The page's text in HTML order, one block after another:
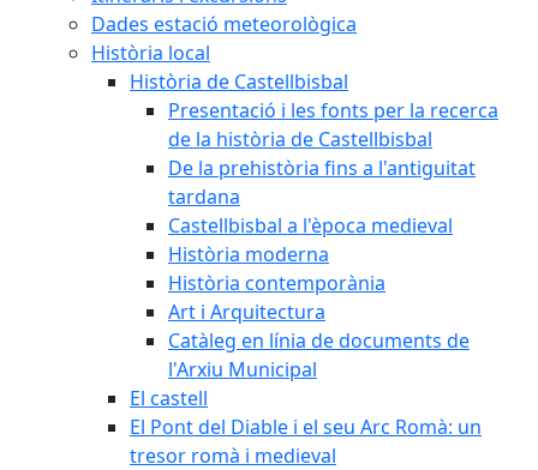
Dades estació meteorològica
Història local
Història de Castellbisbal
Presentació i les fonts per la recerca
de la història de Castellbisbal
De la prehistòria fins a l'antiguitat
tardana
Castellbisbal a l'època medieval
Història moderna
Història contemporània
Art i Arquitectura
Catàleg en línia de documents de
l'Arxiu Municipal
El castell
El Pont del Diable i el seu Arc Romà: un
tresor romà i medieval